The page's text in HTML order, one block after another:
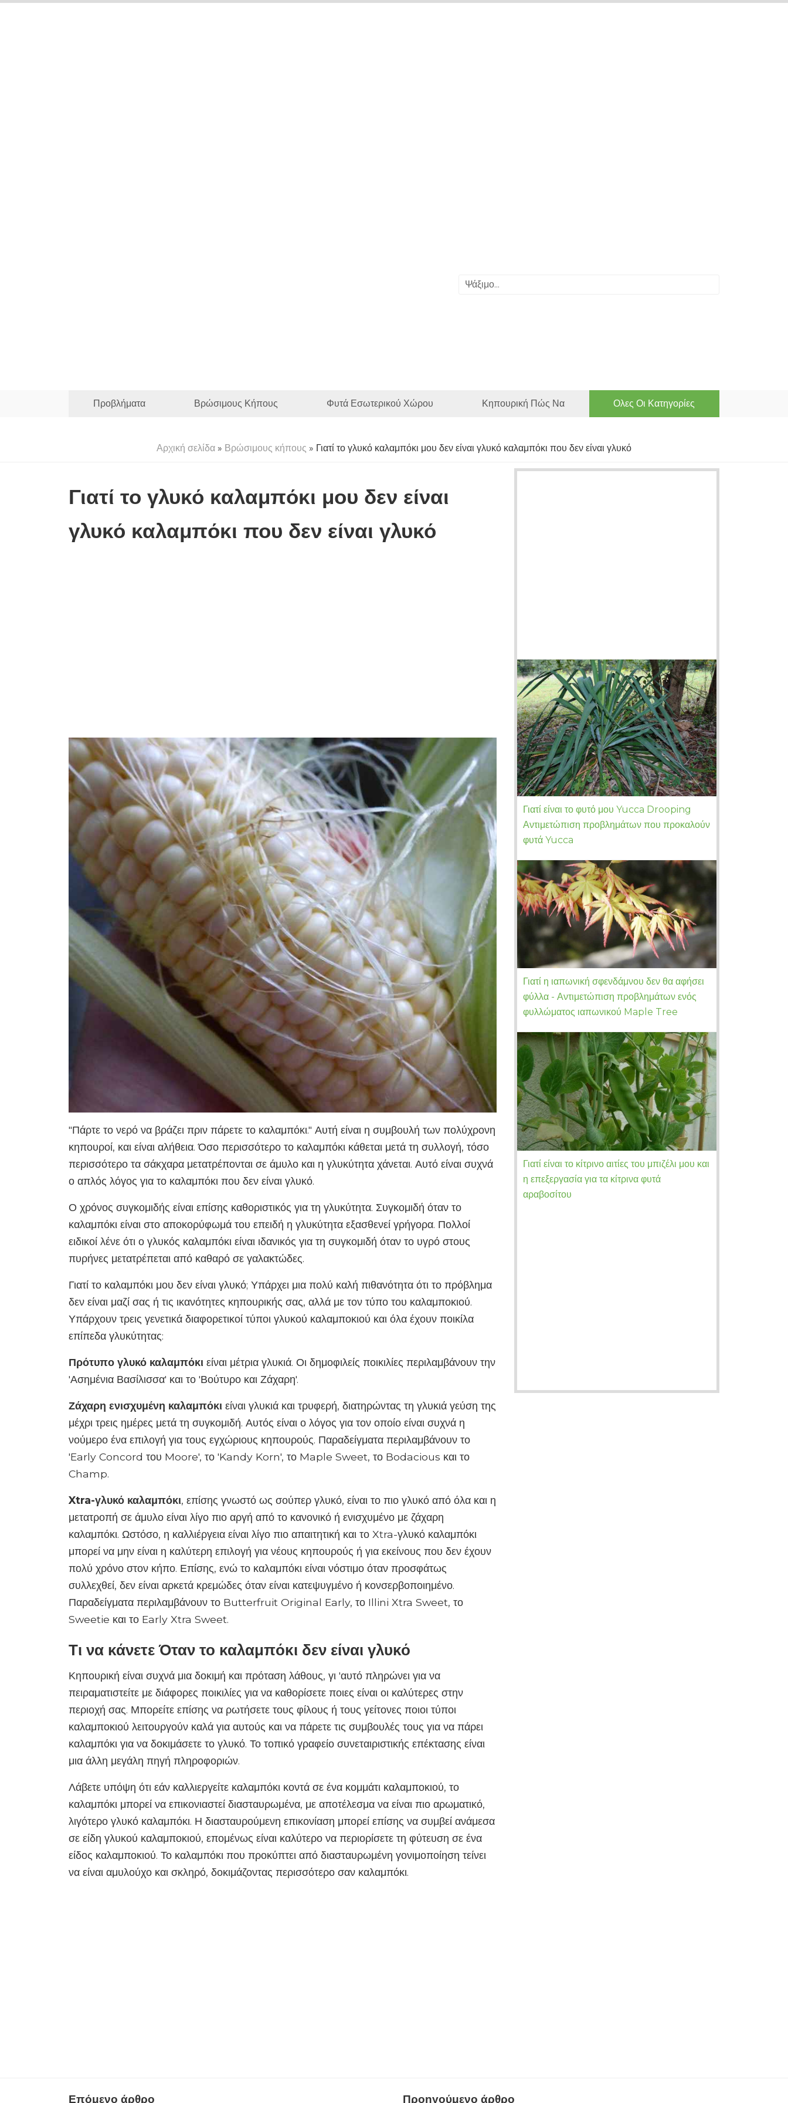
Προβλήματα Βρώσιμους Κήπους Φυτά Εσωτερικού Χώρου Κηπουρική Πώς Να Ολες Οι Κατηγορίες
Αρχική σελίδα » Βρώσιμους κήπους » Γιατί το γλυκό καλαμπόκι μου δεν είναι γλυκό καλαμπόκι που δεν είναι γλυκό
Γιατί το γλυκό καλαμπόκι μου δεν είναι
γλυκό καλαμπόκι που δεν είναι γλυκό
"Πάρτε το νερό να βράζει πριν πάρετε το καλαμπόκι." Αυτή είναι η συμβουλή των πολύχρονη
κηπουροί, και είναι αλήθεια. Όσο περισσότερο το καλαμπόκι κάθεται μετά τη συλλογή, τόσο
περισσότερο τα σάκχαρα μετατρέπονται σε άμυλο και η γλυκύτητα χάνεται. Αυτό είναι συχνά
ο απλός λόγος για το καλαμπόκι που δεν είναι γλυκό.
Ο χρόνος συγκομιδής είναι επίσης καθοριστικός για τη γλυκύτητα. Συγκομιδή όταν το
καλαμπόκι είναι στο αποκορύφωμά του επειδή η γλυκύτητα εξασθενεί γρήγορα. Πολλοί
ειδικοί λένε ότι ο γλυκός καλαμπόκι είναι ιδανικός για τη συγκομιδή όταν το υγρό στους
πυρήνες μετατρέπεται από καθαρό σε γαλακτώδες.
Γιατί το καλαμπόκι μου δεν είναι γλυκό; Υπάρχει μια πολύ καλή πιθανότητα ότι το πρόβλημα
δεν είναι μαζί σας ή τις ικανότητες κηπουρικής σας, αλλά με τον τύπο του καλαμποκιού.
Υπάρχουν τρεις γενετικά διαφορετικοί τύποι γλυκού καλαμποκιού και όλα έχουν ποικίλα
επίπεδα γλυκύτητας:
Πρότυπο γλυκό καλαμπόκι είναι μέτρια γλυκιά. Οι δημοφιλείς ποικιλίες περιλαμβάνουν την
'Ασημένια Βασίλισσα' και το 'Βούτυρο και Ζάχαρη'.
Ζάχαρη ενισχυμένη καλαμπόκι είναι γλυκιά και τρυφερή, διατηρώντας τη γλυκιά γεύση της
μέχρι τρεις ημέρες μετά τη συγκομιδή. Αυτός είναι ο λόγος για τον οποίο είναι συχνά η
νούμερο ένα επιλογή για τους εγχώριους κηπουρούς. Παραδείγματα περιλαμβάνουν το
'Early Concord του Moore', το 'Kandy Korn', το Maple Sweet, το Bodacious και το
Champ.
Xtra-γλυκό καλαμπόκι, επίσης γνωστό ως σούπερ γλυκό, είναι το πιο γλυκό από όλα και η
μετατροπή σε άμυλο είναι λίγο πιο αργή από το κανονικό ή ενισχυμένο με ζάχαρη
καλαμπόκι. Ωστόσο, η καλλιέργεια είναι λίγο πιο απαιτητική και το Xtra-γλυκό καλαμπόκι
μπορεί να μην είναι η καλύτερη επιλογή για νέους κηπουρούς ή για εκείνους που δεν έχουν
πολύ χρόνο στον κήπο. Επίσης, ενώ το καλαμπόκι είναι νόστιμο όταν προσφάτως
συλλεχθεί, δεν είναι αρκετά κρεμώδες όταν είναι κατεψυγμένο ή κονσερβοποιημένο.
Παραδείγματα περιλαμβάνουν το Butterfruit Original Early, το Illini Xtra Sweet, το
Sweetie και το Early Xtra Sweet.
Τι να κάνετε Όταν το καλαμπόκι δεν είναι γλυκό
Κηπουρική είναι συχνά μια δοκιμή και πρόταση λάθους, γι 'αυτό πληρώνει για να
πειραματιστείτε με διάφορες ποικιλίες για να καθορίσετε ποιες είναι οι καλύτερες στην
περιοχή σας. Μπορείτε επίσης να ρωτήσετε τους φίλους ή τους γείτονες ποιοι τύποι
καλαμποκιού λειτουργούν καλά για αυτούς και να πάρετε τις συμβουλές τους για να πάρει
καλαμπόκι για να δοκιμάσετε το γλυκό. Το τοπικό γραφείο συνεταιριστικής επέκτασης είναι
μια άλλη μεγάλη πηγή πληροφοριών.
Λάβετε υπόψη ότι εάν καλλιεργείτε καλαμπόκι κοντά σε ένα κομμάτι καλαμποκιού, το
καλαμπόκι μπορεί να επικονιαστεί διασταυρωμένα, με αποτέλεσμα να είναι πιο αρωματικό,
λιγότερο γλυκό καλαμπόκι. Η διασταυρούμενη επικονίαση μπορεί επίσης να συμβεί ανάμεσα
σε είδη γλυκού καλαμποκιού, επομένως είναι καλύτερο να περιορίσετε τη φύτευση σε ένα
είδος καλαμποκιού. Το καλαμπόκι που προκύπτει από διασταυρωμένη γονιμοποίηση τείνει
να είναι αμυλούχο και σκληρό, δοκιμάζοντας περισσότερο σαν καλαμπόκι.
Γιατί είναι το φυτό μου Yucca Drooping
Αντιμετώπιση προβλημάτων που προκαλούν
φυτά Yucca
Γιατί η ιαπωνική σφενδάμνου δεν θα αφήσει
φύλλα - Αντιμετώπιση προβλημάτων ενός
φυλλώματος ιαπωνικού Maple Tree
Γιατί είναι το κίτρινο αιτίες του μπιζέλι μου και
η επεξεργασία για τα κίτρινα φυτά
αραβοσίτου
Επόμενο άρθρο Προηγούμενο άρθρο